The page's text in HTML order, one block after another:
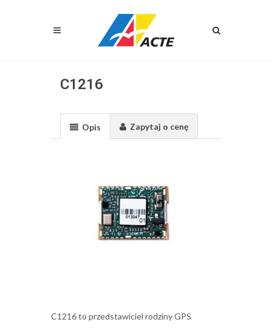
C1216
Opis Zapytaj o cenę
C1216 to przedstawiciel rodziny GPS